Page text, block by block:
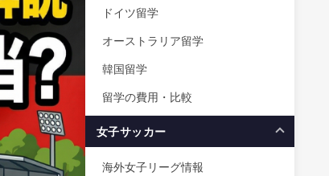
ドイツ留学
オーストラリア留学
韓国留学
留学の費用・比較
女子サッカー
海外女子リーグ情報